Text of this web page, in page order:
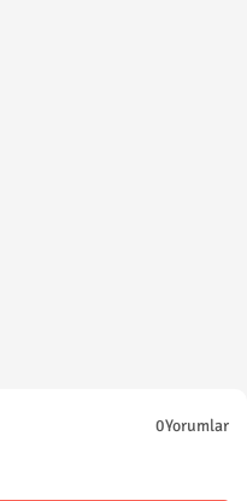
0Yorumlar